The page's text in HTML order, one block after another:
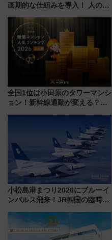
画期的な仕組みを導入！ 人のか
ん」始動
全国1位は小田原のタワーマンシ
ョン！新幹線通勤が変える？
小松島港まつり2026にブルーイ
ンパルス飛来！JR四国の臨時ダ